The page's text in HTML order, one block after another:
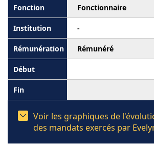
Fonctionnaire
-
Rémunéré
Voir les graphiques de
des mandats exercés par